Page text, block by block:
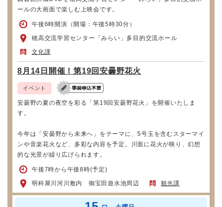
ールの大画面で楽しむ上映会です。
午後6時開演（開場：午後5時30分）
穂高交流学習センター「みらい」多目的交流ホール
文化課
8月14日開催！第19回安曇野花火
イベント
安曇野の夏の夜空を彩る「第19回安曇野花火」を開催いたしま
す。
今年は「安曇野から未来へ」をテーマに、5号玉を含むスターマイ
ンや音楽花火など、多彩な内容を予定。川面に花火が映り、幻想
的な光景が繰り広げられます。
午後7時から午後8時(予定)
明科犀川河川敷内 御宝田遊水池周辺
観光課